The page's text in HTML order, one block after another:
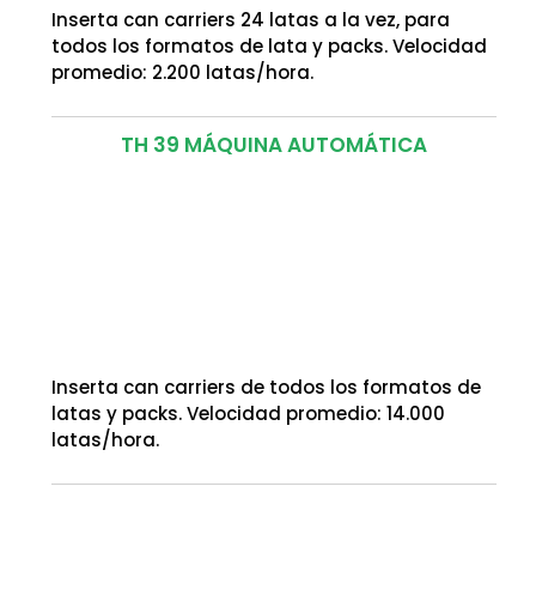
Inserta can carriers 24 latas a la vez, para
todos los formatos de lata y packs. Velocidad
promedio: 2.200 latas/hora.
TH 39 MÁQUINA AUTOMÁTICA
Inserta can carriers de todos los formatos de
latas y packs. Velocidad promedio: 14.000
latas/hora.